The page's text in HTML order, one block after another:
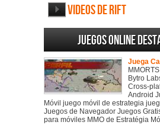
Videos de RIFT
Juegos online
Juega
MMORTS
Bytro
Cross-
Android
Móvil juego móvil de estrategia
Juegos de Navegador Juegos
para móviles MMO de Estratégia